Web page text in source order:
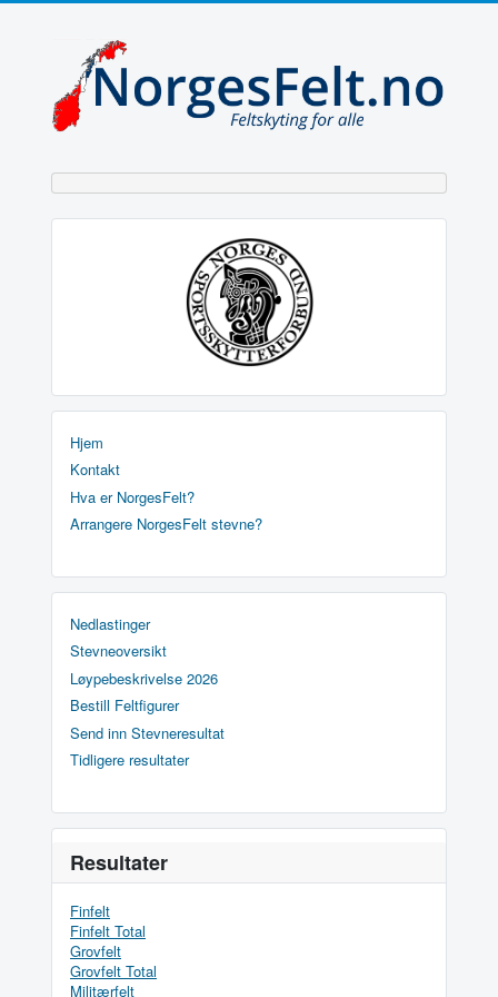
Hjem
Kontakt
Hva er NorgesFelt?
Arrangere NorgesFelt stevne?
Nedlastinger
Stevneoversikt
Løypebeskrivelse 2026
Bestill Feltfigurer
Send inn Stevneresultat
Tidligere resultater
Resultater
Finfelt
Finfelt Total
Grovfelt
Grovfelt Total
Militærfelt